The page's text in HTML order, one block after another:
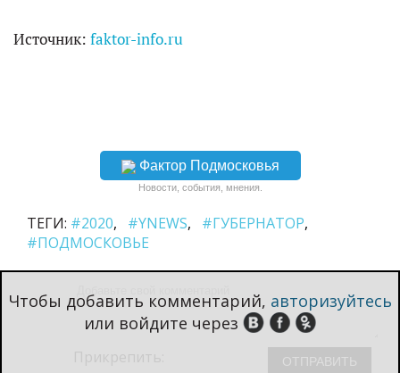
Источник: faktor-info.ru
Фактор Подмосковья
Новости, события, мнения.
ТЕГИ: #2020 #YNEWS
#ГУБЕРНАТОР
#ПОДМОСКОВЬЕ
Чтобы добавить комментарий, авторизуйтесь
или войдите через